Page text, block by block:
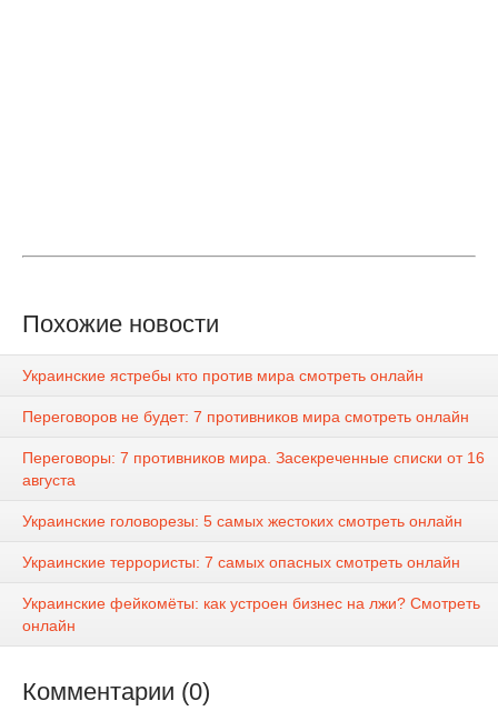
Похожие новости
Украинские ястребы кто против мира смотреть онлайн
Переговоров не будет: 7 противников мира смотреть онлайн
Переговоры: 7 противников мира. Засекреченные списки от 16
августа
Украинские головорезы: 5 самых жестоких смотреть онлайн
Украинские террористы: 7 самых опасных смотреть онлайн
Украинские фейкомёты: как устроен бизнес на лжи? Смотреть
онлайн
Комментарии (0)